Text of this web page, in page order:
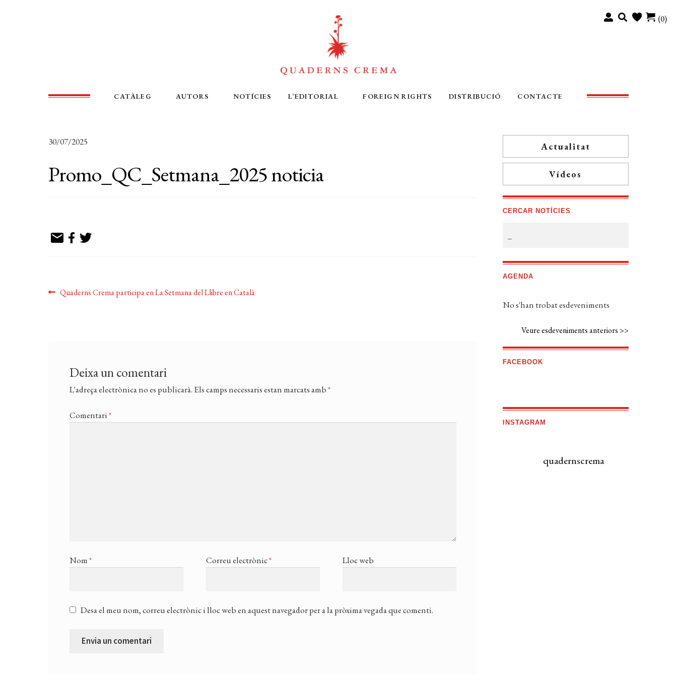
(0)
CATÀLEG AUTORS NOTÍCIES L’EDITORIAL FOREIGN RIGHTS DISTRIBUCIÓ CONTACTE
30/07/2025
Promo_QC_Setmana_2025 noticia
Navegació
Entrada
Quaderns Crema participa en La Setmana del Llibre en Català
Deixa un comentari
L'adreça electrònica no es publicarà. Els camps necessaris estan marcats amb*
Comentari*
Nom* Correu electrònic* Lloc web
Desa el meu nom, correu electrònic i lloc web en aquest navegador per a la pròxima vegada que comenti.
Actualitat
Vídeos
CERCAR NOTÍCIES
AGENDA
No s'han trobat esdeveniments
Veure esdeveniments anteriors >>
FACEBOOK
INSTAGRAM
quadernscrema